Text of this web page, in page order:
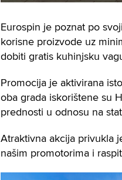
Eurospin je poznat po
korisne proizvode uz
dobiti gratis kuhinjsku
Promocija je aktivirana
oba grada iskorištene su
prednosti u odnosu na
Atraktivna akcija privukla
našim promotorima i